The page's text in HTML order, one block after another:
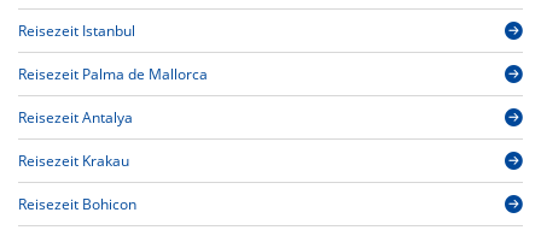
Reisezeit Istanbul
Reisezeit Palma de Mallorca
Reisezeit Antalya
Reisezeit Krakau
Reisezeit Bohicon